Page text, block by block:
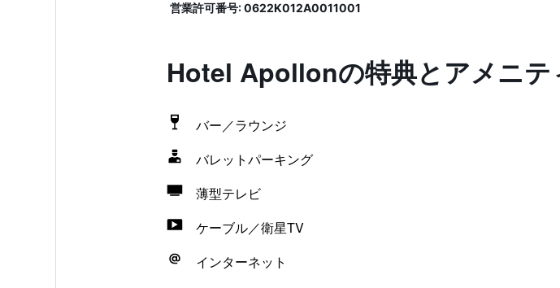
営業許可番号: 0622Κ012Α0011001
Hotel Apollonの特典とアメニテ
バー／ラウンジ
バレットパーキング
薄型テレビ
ケーブル／衛星TV
インターネット